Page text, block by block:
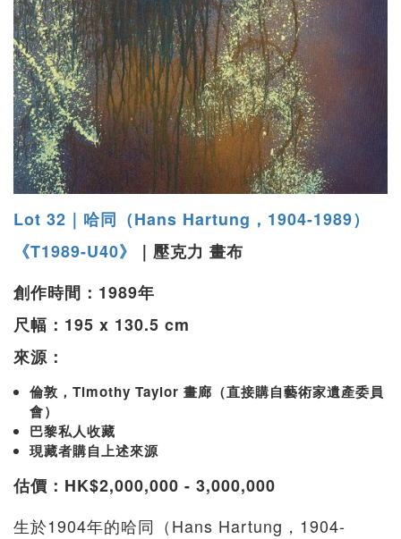
Lot 32｜哈同（Hans Hartung，1904-1989）
《T1989-U40》
｜壓克力 畫布
創作時間：1989年
尺幅：195 x 130.5 cm
來源：
倫敦，Timothy Taylor 畫廊（直接購自藝術家遺產委員
會）
巴黎私人收藏
現藏者購自上述來源
估價：HK$2,000,000 - 3,000,000
生於1904年的哈同（Hans Hartung，1904-